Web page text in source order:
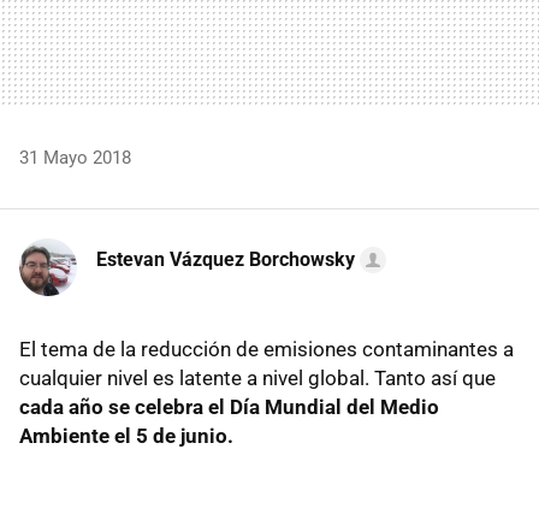
31 Mayo 2018
Estevan Vázquez Borchowsky
El tema de la reducción de emisiones contaminantes a
cualquier nivel es latente a nivel global. Tanto así que
cada año se celebra el Día Mundial del Medio
Ambiente el 5 de junio.